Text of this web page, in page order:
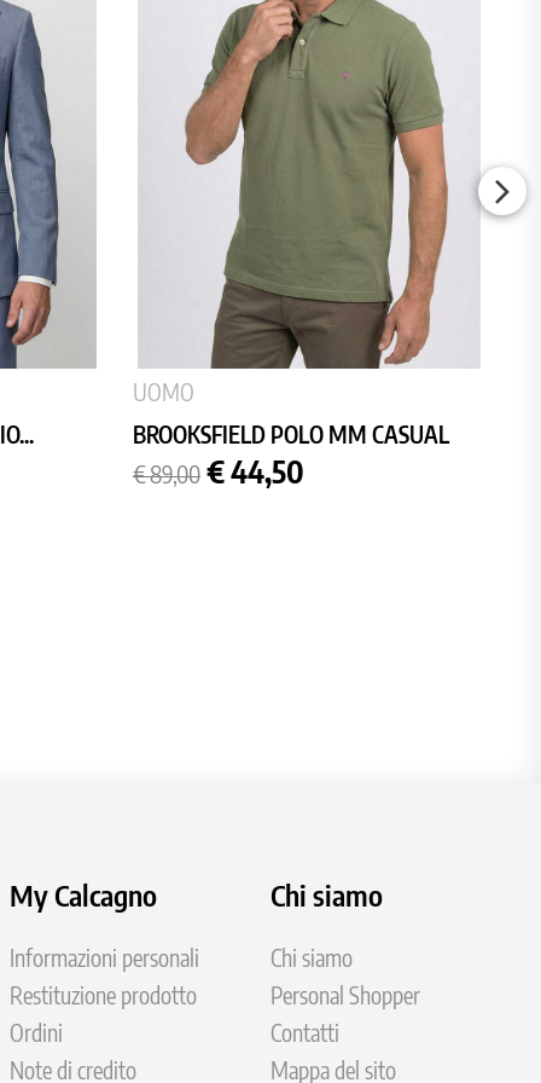
UOMO
BROOKSFIELD POLO MM CASUAL
Prezzo
base
€ 89,00 Prezzo
€ 44,50
My Calcagno
Informazioni personali
Restituzione prodotto
Ordini
Note di credito
Chi siamo
Chi siamo
Personal Shopper
Contatti
Mappa del sito